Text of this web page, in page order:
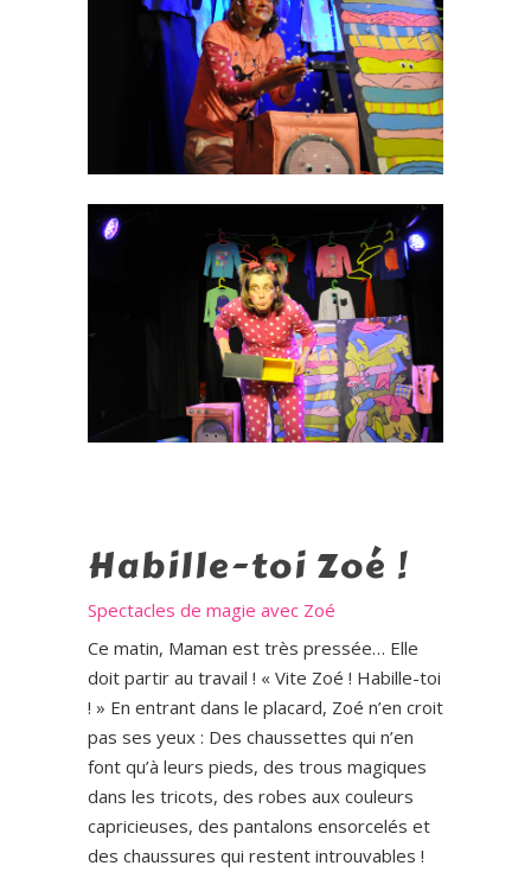
Habille-toi Zoé !
Spectacles de magie avec Zoé
Ce matin, Maman est très pressée… Elle
doit partir au travail ! « Vite Zoé ! Habille-toi
! » En entrant dans le placard, Zoé n’en croit
pas ses yeux : Des chaussettes qui n’en
font qu’à leurs pieds, des trous magiques
dans les tricots, des robes aux couleurs
capricieuses, des pantalons ensorcelés et
des chaussures qui restent introuvables !